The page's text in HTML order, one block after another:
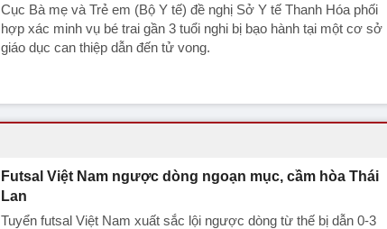
Cục Bà mẹ và Trẻ em (Bộ Y tế) đề nghị Sở Y tế Thanh Hóa phối
hợp xác minh vụ bé trai gần 3 tuổi nghi bị bạo hành tại một cơ sở
giáo dục can thiệp dẫn đến tử vong.
Futsal Việt Nam ngược dòng ngoạn mục, cầm hòa Thái
Lan
Tuyển futsal Việt Nam xuất sắc lội ngược dòng từ thế bị dẫn 0-3